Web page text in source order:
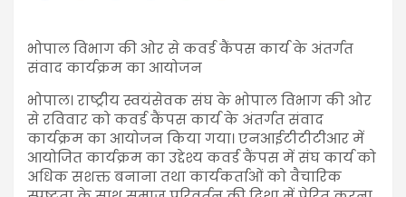
भोपाल विभाग की ओर से कवर्ड कैंपस कार्य के अंतर्गत
संवाद कार्यक्रम का आयोजन
भोपाल। राष्ट्रीय स्वयंसेवक संघ के भोपाल विभाग की ओर
से रविवार को कवर्ड कैंपस कार्य के अंतर्गत संवाद
कार्यक्रम का आयोजन किया गया। एनआईटीटीटीआर में
आयोजित कार्यक्रम का उद्देश्य कवर्ड कैंपस में संघ कार्य को
अधिक सशक्त बनाना तथा कार्यकर्ताओं को वैचारिक